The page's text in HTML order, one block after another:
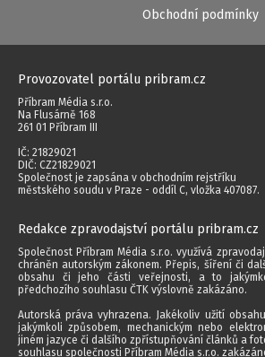
Obchodní podmínky
Provozovatel portálu pribram.cz
Příbram Média s.r.o.
Na Flusárně 168
261 01 Příbram III
IČ: 21829021
DIČ: CZ21829021
Společnost je zapsána v obchodním rejstříku
městského soudu v Praze - oddíl C, vložka 407087.
Redakce zpravodajství portálu pribram.cz
Společnost Příbram Média s.r.o. využívá
chráněn autorským zákonem. Přepis, šíření či
obsahu či jeho části veřejnosti, a to
předchozího souhlasu ČTK výslovně zakázáno.
Autorská práva vyhrazena. Jakékoliv užití
jakýmkoli způsobem, mechanickým nebo
jiném jazyce či dalšího zpřístupňování článků a
souhlasu společnosti Příbram Média s.r.o.